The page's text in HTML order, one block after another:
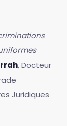
, Docteur
Juridiques